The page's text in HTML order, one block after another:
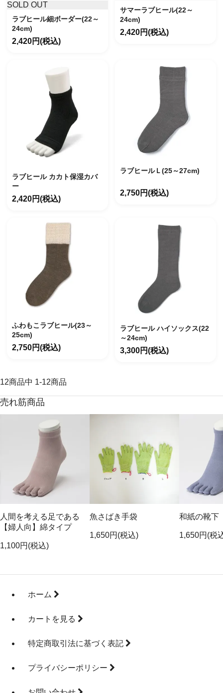
SOLD OUT
ラブヒール細ボーダー(22～
24cm)
2,420円(税込)
サマーラブヒール(22～
24cm)
2,420円(税込)
ラブヒール カカト保湿カバ
ー
2,420円(税込)
ラブヒールＬ(25～27cm)
2,750円(税込)
ふわもこラブヒール(23～
25cm)
2,750円(税込)
ラブヒール ハイソックス(22
～24cm)
3,300円(税込)
12商品中 1-12商品
売れ筋商品
人間を考える足である
【婦人向】綿タイプ
1,100円(税込)
魚さばき手袋
1,650円(税込)
和紙の靴下
1,650円(税
ホーム
カートを見る
特定商取引法に基づく表記
プライバシーポリシー